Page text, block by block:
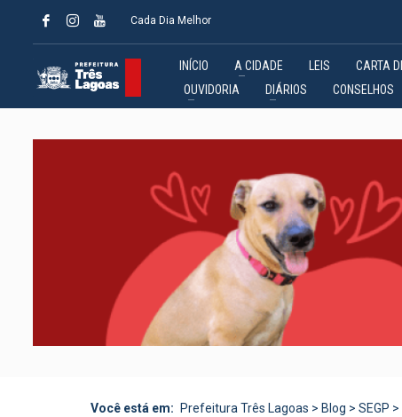
Cada Dia Melhor
INÍCIO A CIDADE LEIS CARTA
OUVIDORIA
DIÁRIOS CONSELHOS
Você está em: Prefeitura Três Lagoas > Blog > SEGP >